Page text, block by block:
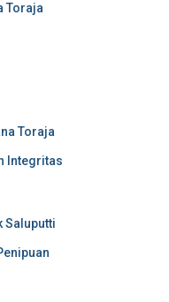
Toraja
Toraja
Integritas
Saluputti